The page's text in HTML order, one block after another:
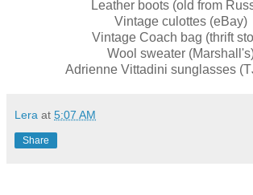
Leather boots (old from
Vintage culottes (eBay)
Vintage Coach bag (thrift
Wool sweater
Adrienne Vittadini sunglasses
Lera at 5:07 AM
Share